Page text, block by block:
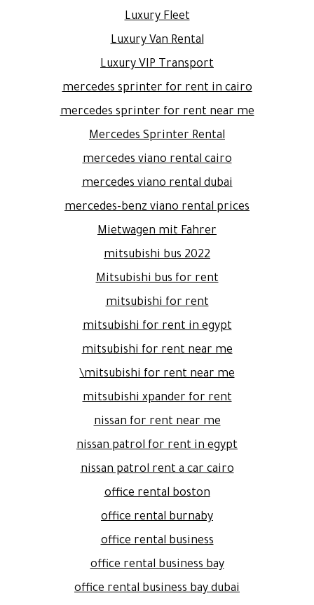
Luxury Fleet
Luxury Van Rental
Luxury VIP Transport
mercedes sprinter for rent in cairo
mercedes sprinter for rent near me
Mercedes Sprinter Rental
mercedes viano rental cairo
mercedes viano rental dubai
mercedes-benz viano rental prices
Mietwagen mit Fahrer
mitsubishi bus 2022
Mitsubishi bus for rent
mitsubishi for rent
mitsubishi for rent in egypt
mitsubishi for rent near me
mitsubishi for rent near me\
mitsubishi xpander for rent
nissan for rent near me
nissan patrol for rent in egypt
nissan patrol rent a car cairo
office rental boston
office rental burnaby
office rental business
office rental business bay
office rental business bay dubai